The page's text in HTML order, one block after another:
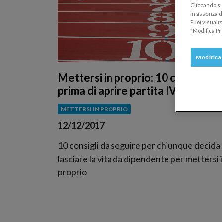
Mettersi in proprio: 10 cose da
prima di aprire partita IVA
METTERSI IN PROPRIO
12/12/2017
10 consigli da seguire per chiunque decida
lasciare la vita da dipendente per mettersi
proprio
Cliccando
in assenza
Puoi
"Modifica